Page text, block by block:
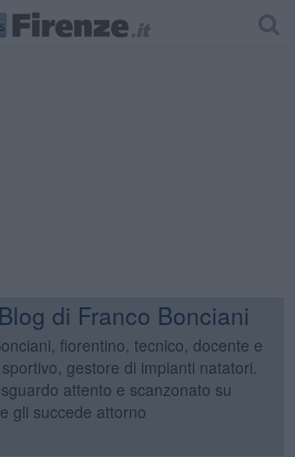
di Franco Bonciani
fiorentino, tecnico, docente e
gestore di impianti natatori.
attento e scanzonato su
gli succede attorno